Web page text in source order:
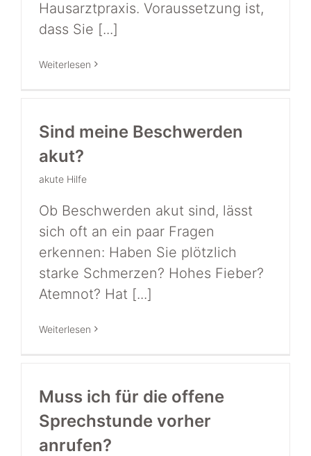
Hausarztpraxis. Voraussetzung ist,
dass Sie [...]
Weiterlesen
Sind meine Beschwerden
akut?
akute Hilfe
Ob Beschwerden akut sind, lässt
sich oft an ein paar Fragen
erkennen: Haben Sie plötzlich
starke Schmerzen? Hohes Fieber?
Atemnot? Hat [...]
Weiterlesen
Muss ich für die offene
Sprechstunde vorher
anrufen?